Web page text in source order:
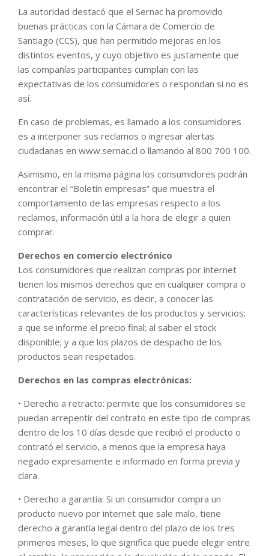
La autoridad destacó que el Sernac ha promovido
buenas prácticas con la Cámara de Comercio de
Santiago (CCS), que han permitido mejoras en los
distintos eventos, y cuyo objetivo es justamente que
las compañías participantes cumplan con las
expectativas de los consumidores o respondan si no es
así.
En caso de problemas, es llamado a los consumidores
es a interponer sus reclamos o ingresar alertas
ciudadanas en www.sernac.cl o llamando al 800 700 100.
Asimismo, en la misma página los consumidores podrán
encontrar el “Boletín empresas” que muestra el
comportamiento de las empresas respecto a los
reclamos, información útil a la hora de elegir a quien
comprar.
Derechos en comercio electrónico
Los consumidores que realizan compras por internet
tienen los mismos derechos que en cualquier compra o
contratación de servicio, es decir, a conocer las
características relevantes de los productos y servicios;
a que se informe el precio final; al saber el stock
disponible; y a que los plazos de despacho de los
productos sean respetados.
Derechos en las compras electrónicas:
• Derecho a retracto: permite que los consumidores se
puedan arrepentir del contrato en este tipo de compras
dentro de los 10 días desde que recibió el producto o
contrató el servicio, a menos que la empresa haya
negado expresamente e informado en forma previa y
clara.
• Derecho a garantía: Si un consumidor compra un
producto nuevo por internet que sale malo, tiene
derecho a garantía legal dentro del plazo de los tres
primeros meses, lo que significa que puede elegir entre